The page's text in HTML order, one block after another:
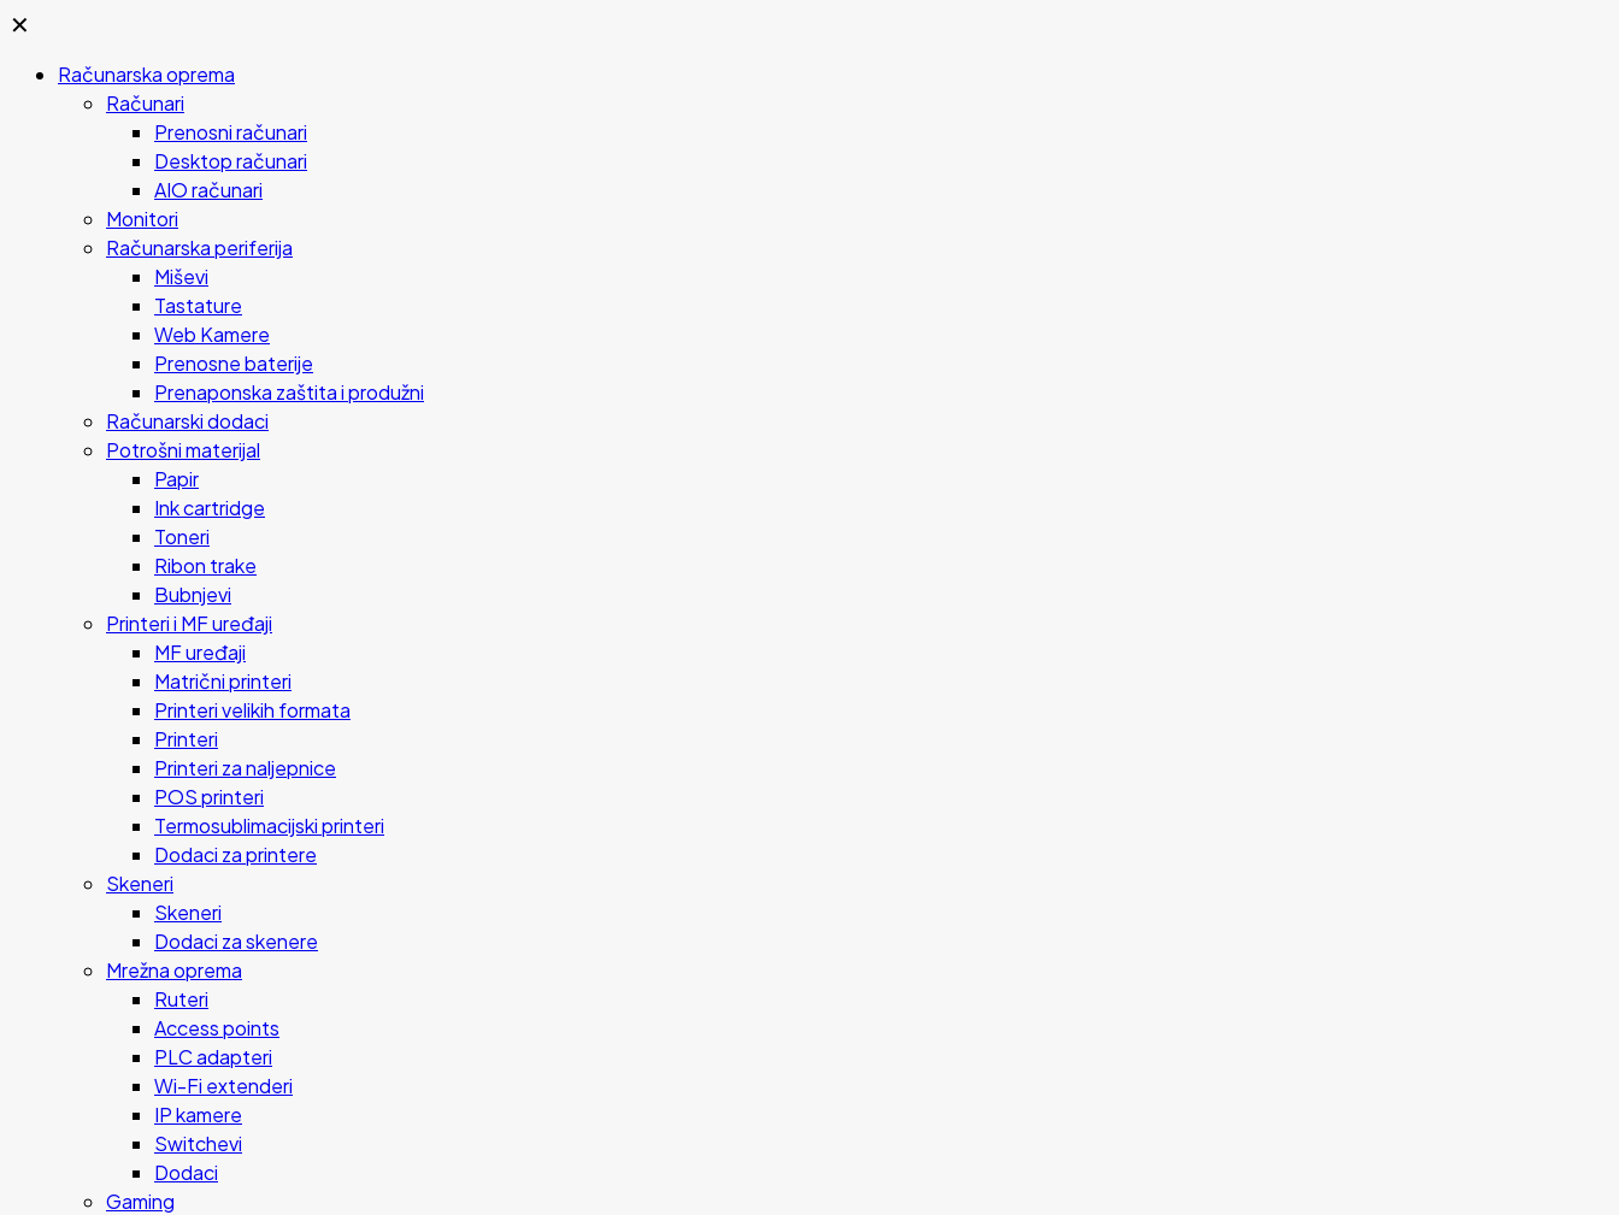
✕
Računarska oprema
Računari
Prenosni računari
Desktop računari
AIO računari
Monitori
Računarska periferija
Miševi
Tastature
Web Kamere
Prenosne baterije
Prenaponska zaštita i produžni
Računarski dodaci
Potrošni materijal
Papir
Ink cartridge
Toneri
Ribon trake
Bubnjevi
Printeri i MF uređaji
MF uređaji
Matrični printeri
Printeri velikih formata
Printeri
Printeri za naljepnice
POS printeri
Termosublimacijski printeri
Dodaci za printere
Skeneri
Skeneri
Dodaci za skenere
Mrežna oprema
Ruteri
Access points
PLC adapteri
Wi-Fi extenderi
IP kamere
Switchevi
Dodaci
Gaming